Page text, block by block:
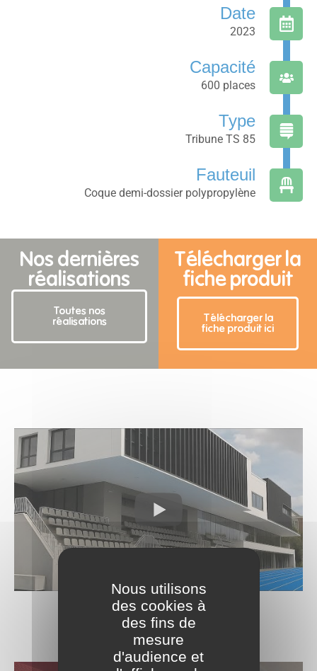
Nous utilisons
des cookies à
des fins de
mesure
d'audience et
Date
2023
Capacité
600 places
Type
Tribune TS 85
Fauteuil
Coque demi-dossier polypropylène
Nos dernières
réalisations
Toutes nos
réalisations
Télécharger la
fiche produit
Télécharger la
fiche produit ici